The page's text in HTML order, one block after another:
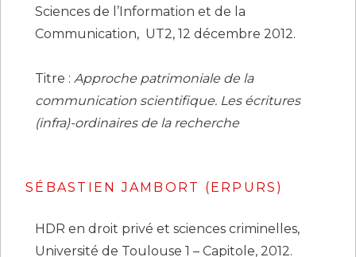
Sciences de l’Information et de la
Communication, UT2, 12 décembre 2012.
Titre : Approche patrimoniale de la
communication scientifique. Les écritures
(infra)-ordinaires de la recherche
SÉBASTIEN JAMBORT (ERPURS)
HDR en droit privé et sciences criminelles,
Université de Toulouse 1 – Capitole, 2012.